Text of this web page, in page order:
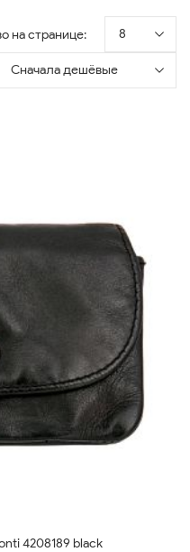
на странице: 8
Сначала дешёвые
4208189 black